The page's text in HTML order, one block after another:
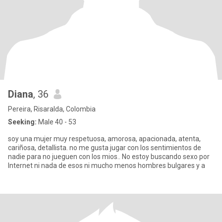
Diana, 36
Pereira, Risaralda, Colombia
Seeking: Male 40 - 53
soy una mujer muy respetuosa, amorosa, apacionada, atenta,
cariñosa, detallista. no me gusta jugar con los sentimientos de
nadie para no jueguen con los mios.. No estoy buscando sexo por
Internet ni nada de esos ni mucho menos hombres bulgares y a